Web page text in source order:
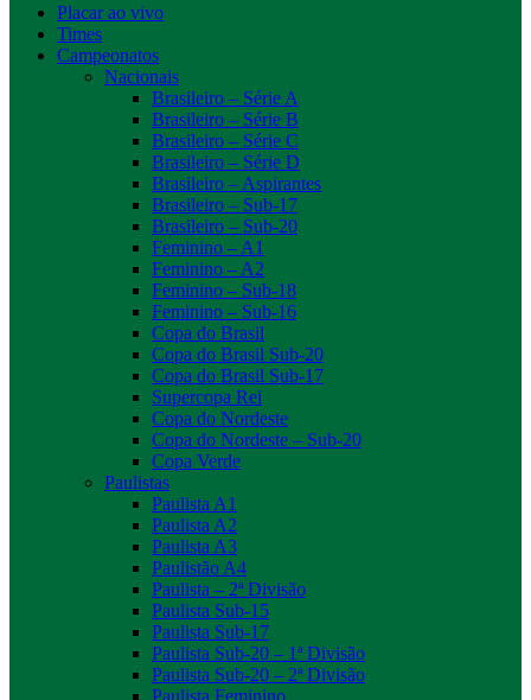
Placar ao vivo
Times
Campeonatos
Nacionais
Brasileiro – Série A
Brasileiro – Série B
Brasileiro – Série C
Brasileiro – Série D
Brasileiro – Aspirantes
Brasileiro – Sub-17
Brasileiro – Sub-20
Feminino – A1
Feminino – A2
Feminino – Sub-18
Feminino – Sub-16
Copa do Brasil
Copa do Brasil Sub-20
Copa do Brasil Sub-17
Supercopa Rei
Copa do Nordeste
Copa do Nordeste – Sub-20
Copa Verde
Paulistas
Paulista A1
Paulista A2
Paulista A3
Paulistão A4
Paulista – 2ª Divisão
Paulista Sub-15
Paulista Sub-17
Paulista Sub-20 – 1ª Divisão
Paulista Sub-20 – 2ª Divisão
Paulista Feminino